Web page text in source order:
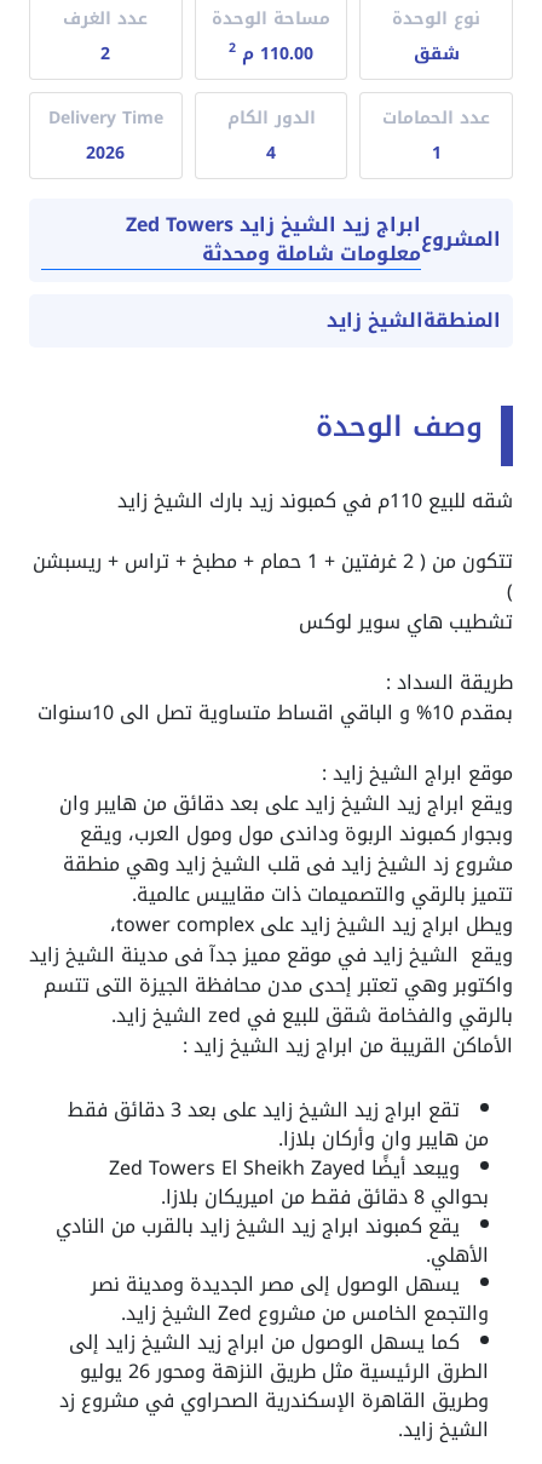
نوع الوحدة
شقق
مساحة الوحدة
110.00 م
2
عدد الغرف
2
عدد الحمامات
1
الدور الكام
4
Delivery Time
2026
المشروع ابراج زيد الشيخ زايد Zed Towers
معلومات شاملة ومحدثة
المنطقةالشيخ زايد
وصف الوحدة
شقه للبيع 110م في كمبوند زيد بارك الشيخ زايد
تتكون من ( 2 غرفتين + 1 حمام + مطبخ + تراس + ريسبشن
)
تشطيب هاي سوير لوكس
طريقة السداد :
بمقدم 10% و الباقي اقساط متساوية تصل الى 10سنوات
موقع ابراج الشيخ زايد :
ويقع ابراج زيد الشيخ زايد على بعد دقائق من هايبر وان
وبجوار كمبوند الربوة وداندى مول ومول العرب، ويقع
مشروع زد الشيخ زايد فى قلب الشيخ زايد وهي منطقة
تتميز بالرقي والتصميمات ذات مقاييس عالمية.
ويطل ابراج زيد الشيخ زايد على tower complex،
ويقع الشيخ زايدفي موقع مميز جدآ فى مدينة الشيخ زايد
واكتوبر وهي تعتبر إحدى مدن محافظة الجيزة التى تتسم
بالرقي والفخامة شقق للبيع في zed الشيخ زايد
.
الأماكن القريبة من ابراج زيد الشيخ زايد :
تقع ابراج زيد الشيخ زايد على بعد 3 دقائق فقط
من هايبر وان وأركان بلازا.
ويبعد أيضًا Zed Towers El Sheikh Zayed
بحوالي 8 دقائق فقط من اميريكان بلازا.
يقع كمبوند ابراج زيد الشيخ زايدبالقرب من النادي
الأهلي.
يسهل الوصول إلى مصر الجديدة ومدينة نصر
والتجمع الخامس من مشروع Zed الشيخ زايد.
كما يسهل الوصول من ابراج زيد الشيخ زايد إلى
الطرق الرئيسية مثل طريق النزهة ومحور 26 يوليو
وطريق القاهرة الإسكندرية الصحراوي في مشروع زد
الشيخ زايد.